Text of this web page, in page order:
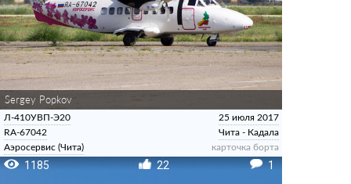
Sergey Popkov
Л-410УВП-Э20
RA-67042
Аэросервис (Чита)
25 июля 2017
Чита - Кадала
карточка борта
1185 22 1